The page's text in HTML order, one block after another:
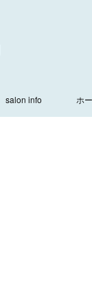
salon info ホ